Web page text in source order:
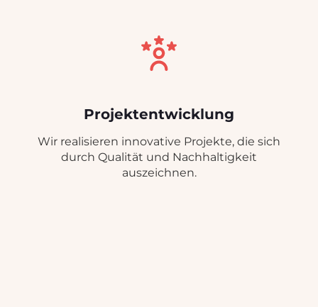
Projektentwicklung
Wir realisieren innovative Projekte, die sich
durch Qualität und Nachhaltigkeit
auszeichnen.